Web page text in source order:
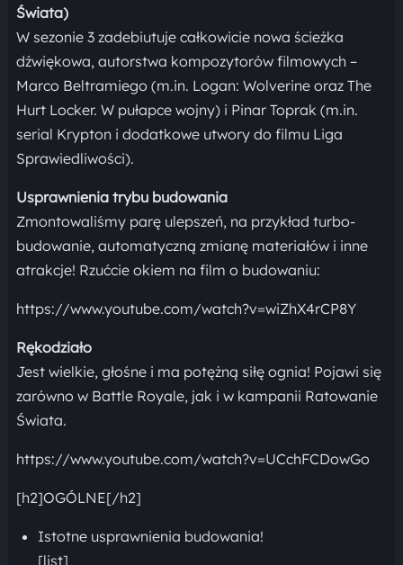
Świata)
W sezonie 3 zadebiutuje całkowicie nowa ścieżka
dźwiękowa, autorstwa kompozytorów filmowych –
Marco Beltramiego (m.in. Logan: Wolverine oraz The
Hurt Locker. W pułapce wojny) i Pinar Toprak (m.in.
serial Krypton i dodatkowe utwory do filmu Liga
Sprawiedliwości).
Usprawnienia trybu budowania
Zmontowaliśmy parę ulepszeń, na przykład turbo-
budowanie, automatyczną zmianę materiałów i inne
atrakcje! Rzućcie okiem na film o budowaniu:
https://www.youtube.com/watch?v=wiZhX4rCP8Y
Rękodziało
Jest wielkie, głośne i ma potężną siłę ognia! Pojawi się
zarówno w Battle Royale, jak i w kampanii Ratowanie
Świata.
https://www.youtube.com/watch?v=UCchFCDowGo
[h2]OGÓLNE[/h2]
Istotne usprawnienia budowania!
[list]